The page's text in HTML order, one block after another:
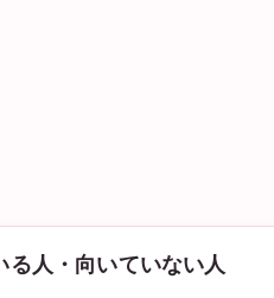
る人・向いていない人